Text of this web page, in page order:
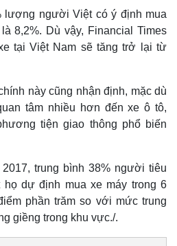
Multimedia
Video
Ảnh
lượng người Việt có ý định mua
8,2%. Dù vậy, Financial Times
tại Việt Nam sẽ tăng trở lại từ
này cũng nhận định, mặc dù
tâm nhiều hơn đến xe ô tô,
tiện giao thông phổ biến
trung bình 38% người tiêu
họ dự định mua xe máy trong 6
phần trăm so với mức trung
giềng trong khu vực./.